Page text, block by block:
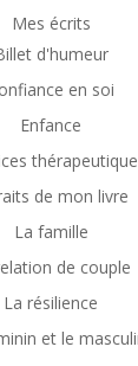
Mes écrits
d'humeur
en soi
Enfance
de mon livre
La famille
de couple
La résilience
et le